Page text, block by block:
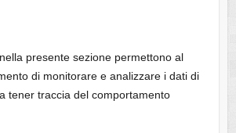
presente sezione permettono al
di monitorare e analizzare i dati di
tener traccia del comportamento